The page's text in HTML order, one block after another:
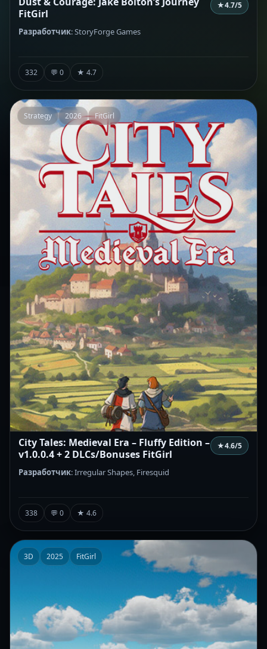
FitGirl
★4.7/5
Разработчик: StoryForge Games
332 💬 0 ★ 4.7
Strategy 2026 FitGirl
City Tales: Medieval Era – Fluffy Edition –
v1.0.0.4 + 2 DLCs/Bonuses FitGirl
★4.6/5
Разработчик: Irregular Shapes, Firesquid
338 💬 0 ★ 4.6
3D 2025 FitGirl